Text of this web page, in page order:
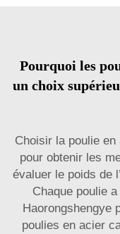
Pourquoi les
un choix
Choisir la poulie
pour obtenir les
évaluer le poids de
Chaque poulie
Haorongshengye
poulies en acier